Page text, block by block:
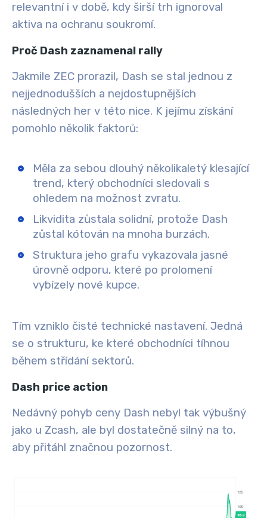
relevantní i v době, kdy širší trh ignoroval
aktiva na ochranu soukromí.
Proč Dash zaznamenal rally
Jakmile ZEC prorazil, Dash se stal jednou z
nejjednodušších a nejdostupnějších
následných her v této nice. K jejímu získání
pomohlo několik faktorů:
Měla za sebou dlouhý několikaletý klesající
trend, který obchodníci sledovali s
ohledem na možnost zvratu.
Likvidita zůstala solidní, protože Dash
zůstal kótován na mnoha burzách.
Struktura jeho grafu vykazovala jasné
úrovně odporu, které po prolomení
vybízely nové kupce.
Tím vzniklo čisté technické nastavení. Jedná
se o strukturu, ke které obchodníci tíhnou
během střídání sektorů.
Dash price action
Nedávný pohyb ceny Dash nebyl tak výbušný
jako u Zcash, ale byl dostatečně silný na to,
aby přitáhl značnou pozornost.